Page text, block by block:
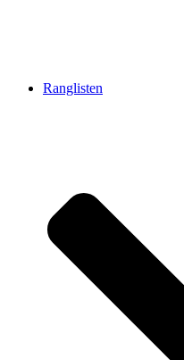
Ranglisten